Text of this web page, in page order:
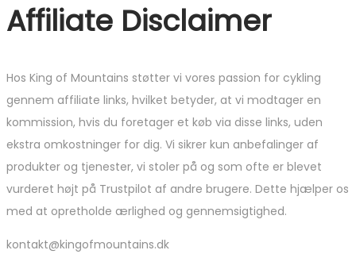
Affiliate Disclaimer
Hos King of Mountains støtter vi vores passion for cykling
gennem affiliate links, hvilket betyder, at vi modtager en
kommission, hvis du foretager et køb via disse links, uden
ekstra omkostninger for dig. Vi sikrer kun anbefalinger af
produkter og tjenester, vi stoler på og som ofte er blevet
vurderet højt på Trustpilot af andre brugere. Dette hjælper os
med at opretholde ærlighed og gennemsigtighed.
kontakt@kingofmountains.dk